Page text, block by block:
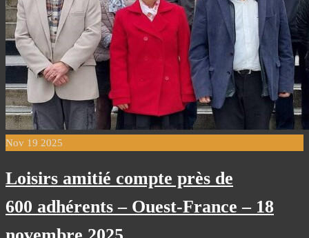
Nov 19 2025
Loisirs amitié compte près de
600 adhérents – Ouest-France – 18